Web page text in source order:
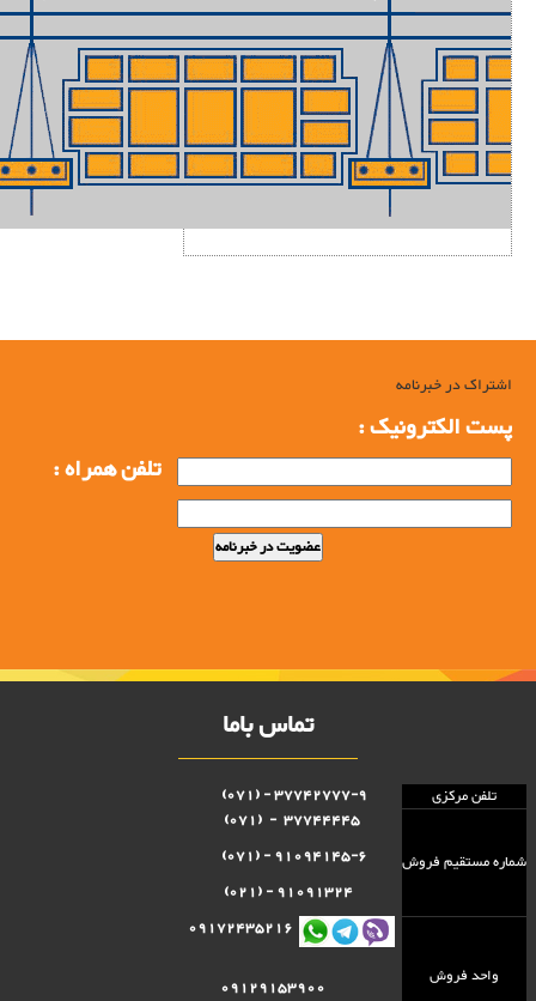
اشتراک در خبرنامه
پست الکترونیک :
تلفن همراه :
تماس باما
تلفن مرکزی 37742777-9 - (071)
شماره مستقيم فروش
91094145-6 - (071)
واحد فروش
09172435216